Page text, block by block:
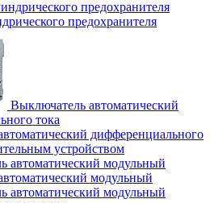
предохранителя
Выключатель автоматический
тока
дифференциального
устройством
модульный